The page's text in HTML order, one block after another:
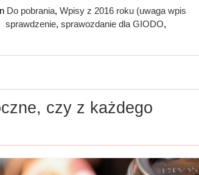
Do pobrania, Wpisy z 2016 roku (uwaga wpis
sprawdzenie, sprawozdanie dla GIODO,
czy z każdego